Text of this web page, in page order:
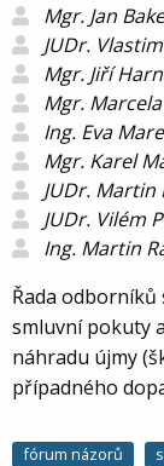
Mgr. Jan
JUDr.
Mgr. Jiří
Mgr.
Ing. Eva
Mgr. Karel
JUDr. Martin
JUDr. Vilém
Ing. Martin
Řada odborníků
smluvní pokuty
náhradu újmy
případného
fórum názorů